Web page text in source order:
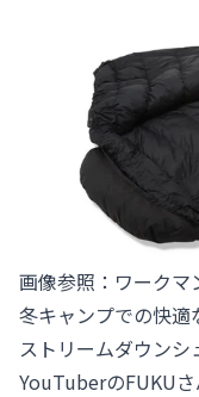
画像参照： ワークマ
冬キャンプでの快適
ストリームダウン
YouTuberのFUKU